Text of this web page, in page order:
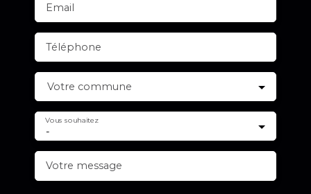
Email
Téléphone
Votre commune
-
Vous souhaitez
Votre message